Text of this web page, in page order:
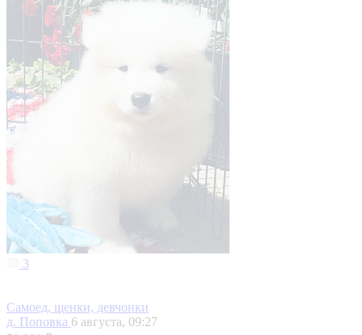
3
Самоед, щенки, девчонки
д. Поповка 6 августа, 09:27